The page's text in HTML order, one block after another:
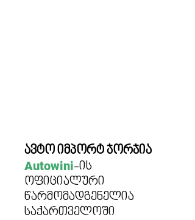
ავტო იმპორტ ჯორჯია
Autowini-ის
ოფიციალური
წარმომადგენელია
საქართველოში